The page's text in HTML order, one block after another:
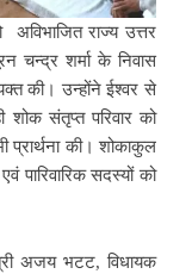
अविभाजित राज्य उत्तर
चन्द्र शर्मा के निवास
की। उन्होंने ईश्वर से
संतृप्त परिवार को
की। शोकाकुल
पारिवारिक सदस्यों को
अजय भटट, विधायक